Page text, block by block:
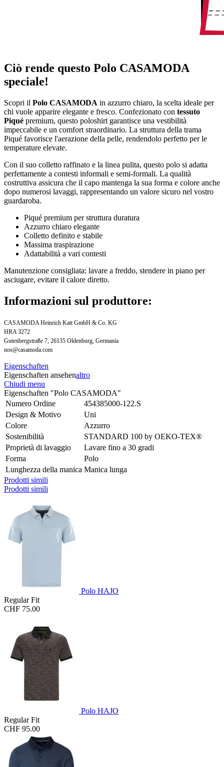
Ciò rende questo Polo CASAMODA
speciale!
Scopri il Polo CASAMODA in azzurro chiaro, la scelta ideale per
chi vuole apparire elegante e fresco. Confezionato con tessuto
Piqué premium, questo poloshirt garantisce una vestibilità
impeccabile e un comfort straordinario. La struttura della trama
Piqué favorisce l'aerazione della pelle, rendendolo perfetto per le
temperature elevate.
Con il suo colletto raffinato e la linea pulita, questo polo si adatta
perfettamente a contesti informali e semi-formali. La qualità
costruttiva assicura che il capo mantenga la sua forma e colore anche
dopo numerosi lavaggi, rappresentando un valore sicuro nel vostro
guardaroba.
Piqué premium per struttura duratura
Azzurro chiaro elegante
Colletto definito e stabile
Massima traspirazione
Adattabilità a vari contesti
Manutenzione consigliata: lavare a freddo, stendere in piano per
asciugare, evitare il calore diretto.
Informazioni sul produttore:
CASAMODA Heinrich Katt GmbH & Co. KG
HRA 3272
Gutenbergstraße 7, 26135 Oldenburg, Germania
nos@casamoda.com
Eigenschaften
Eigenschaften ansehenaltro
Chiudi menu
Eigenschaften "Polo CASAMODA"
Numero Ordine
454385000-122.S
Design & Motivo
Uni
Colore
Azzurro
Sostenibilità
STANDARD 100 by OEKO-TEX®
Proprietà di lavaggio
Lavare fino a 30 gradi
Forma
Polo
Lunghezza della manica Manica lunga
Prodotti simili
Prodotti simili
Polo HAJO
Regular Fit
CHF 75.00
Polo HAJO
Regular Fit
CHF 95.00